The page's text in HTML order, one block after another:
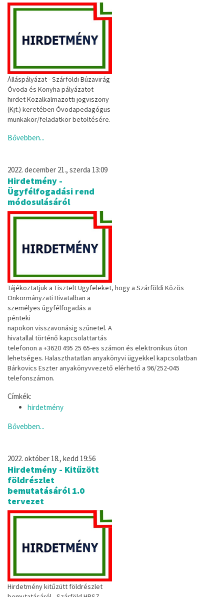
Álláspályázat - Szárföldi Búzavirág
Óvoda és Konyha pályázatot
hirdet Közalkalmazotti jogviszony
(Kjt.) keretében Óvodapedagógus
munkakör/feladatkör betöltésére.
Bővebben...
2022. december 21., szerda 13:09
Hirdetmény -
Ügyfélfogadási rend
módosulásáról
Tájékoztatjuk a TiszteltÜgyfeleket, hogy a Szárföldi Közös
Önkormányzati Hivatalban a
személyes ügyfélfogadás a
pénteki
napokon visszavonásig szünetel. A
hivatallal történő kapcsolattartás
telefonon a +3620495 25 65-es számon és elektronikus úton
lehetséges. Halaszthatatlan anyakönyvi ügyekkelkapcsolatban
Bárkovics Eszter anyakönyvvezető elérhető a 96/252-045
telefonszámon.
Címkék:
hirdetmény
Bővebben...
2022. október 18., kedd 19:56
Hirdetmény - Kitűzött
földrészlet
bemutatásáról 1.0
tervezet
Hirdetmény kitűzütt földrészlet